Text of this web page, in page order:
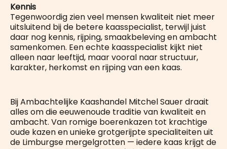
Kennis
Tegenwoordig zien veel mensen kwaliteit niet meer
uitsluitend bij de betere kaasspecialist, terwijl juist
daar nog kennis, rijping, smaakbeleving en ambacht
samenkomen. Een echte kaasspecialist kijkt niet
alleen naar leeftijd, maar vooral naar structuur,
karakter, herkomst en rijping van een kaas.
Bij Ambachtelijke Kaashandel Mitchel Sauer draait
alles om die eeuwenoude traditie van kwaliteit en
ambacht. Van romige boerenkazen tot krachtige
oude kazen en unieke grotgerijpte specialiteiten uit
de Limburgse mergelgrotten — iedere kaas krijgt de